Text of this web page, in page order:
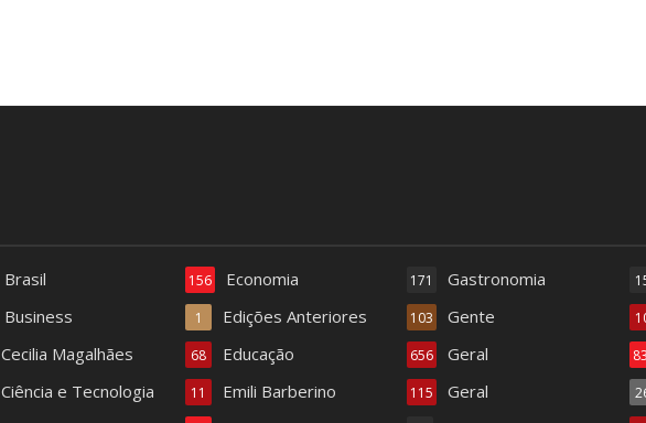
Brasil
Business
Cecilia Magalhães
Ciência e Tecnologia
Economia
156
Edições Anteriores
1
Educação
68
Emili Barberino
11
Gastronomia
171
Gente
103
Geral
656
Geral
115